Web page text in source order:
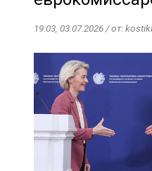
19:03, 03.07.2026 / от: